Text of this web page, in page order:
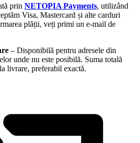
prin NETOPIA Payments, utilizând
Visa, Mastercard și alte carduri
plății, veți primi un e-mail de
– Disponibilă pentru adresele din
unde nu este posibilă. Suma totală
livrare, preferabil exactă.